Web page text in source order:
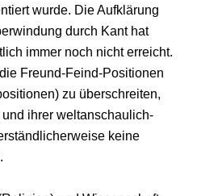
wurde. Die Aufklärung
durch Kant hat
immer noch nicht erreicht.
Freund-Feind-Positionen
zu überschreiten,
ihrer weltanschaulich-
keine